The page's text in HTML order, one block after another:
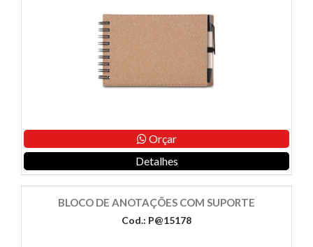
Orçar
Detalhes
BLOCO DE ANOTAÇÕES COM SUPORTE
Cod.: P@15178